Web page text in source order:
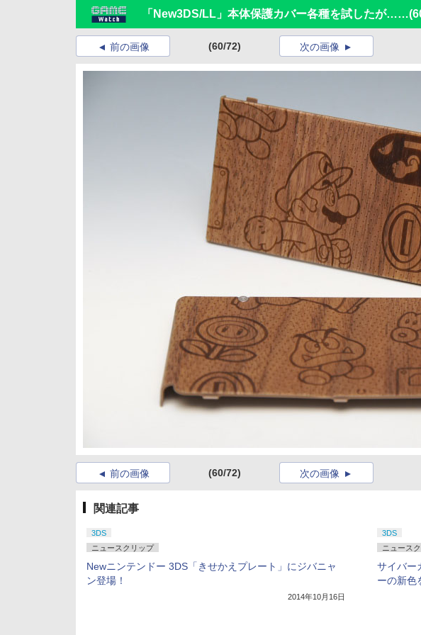
「New3DS/LL」本体保護カバー各種を試したが……
前の画像 (60/72) 次の画像
前の画像 (60/72) 次の画像
関連記事
3DS
ニュースクリップ
Newニンテンドー 3DS「きせかえプレート」にジバニャ
ン登場！
2014年10月16日
3DS
ニュース
サイバー
ーの新色